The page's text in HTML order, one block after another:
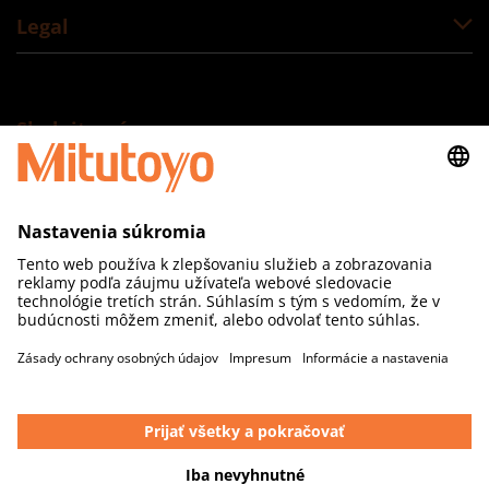
Legal
Sledujte nás
Mitutoyo Česko s.r.o., organizačná zložka
Šoltésovej 346/1
017 01 Považská Bystrica
E-mail: info@mitutoyo.sk